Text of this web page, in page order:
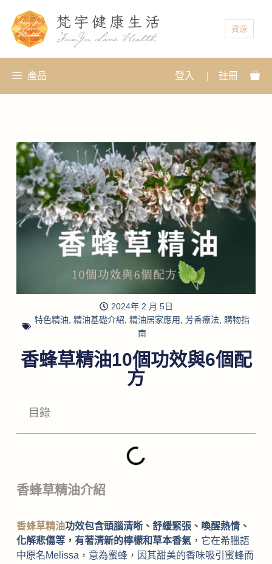
資源
產品 登入 註冊
2024年 2 月 5日
特色精油 精油基礎介紹 精油居家應用 芳香療法, 購物指
南
香蜂草精油10個功效與6個配
方
目錄
香蜂草精油介紹
香蜂草精油功效包含頭腦清晰、舒緩緊張、喚醒熱情、
化解悲傷等，有著清新的檸檬和草本香氣，它在希臘語
中原名Melissa，意為蜜蜂，因其甜美的香味吸引蜜蜂而